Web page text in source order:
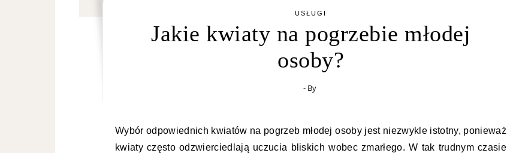
USŁUGI
Jakie kwiaty na pogrzebie młodej
osoby?
- By
Wybór odpowiednich kwiatów na pogrzeb młodej osoby jest niezwykle istotny, ponieważ
kwiaty często odzwierciedlają uczucia bliskich wobec zmarłego. W tak trudnym czasie